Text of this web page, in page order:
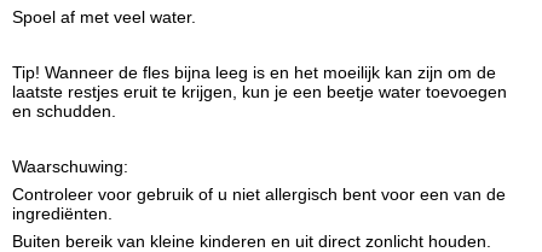
Spoel af met veel water.
Tip! Wanneer de fles bijna leeg is en het moeilijk kan zijn om de
laatste restjes eruit te krijgen, kun je een beetje water toevoegen
en schudden.
Waarschuwing:
Controleer voor gebruik of u niet allergisch bent voor een van de
ingrediënten.
Buiten bereik van kleine kinderen en uit direct zonlicht houden.